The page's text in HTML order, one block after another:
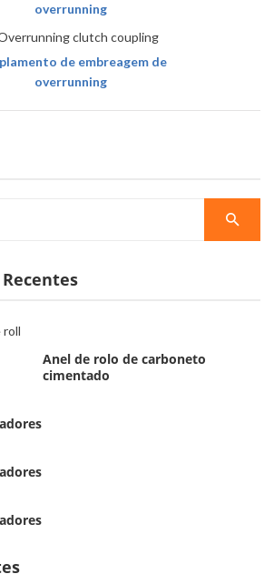
Anel de rolo de carboneto
cimentado
overrunning
de embreagem de
overrunning